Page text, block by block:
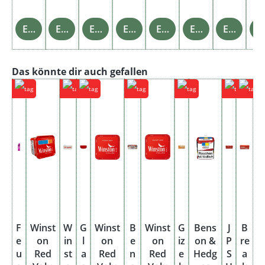
Einzelheiten Einzelheiten Einzelheiten Einzelheiten Einzelheiten Einzelheiten Einzelheiten
Produktgalerie überspringen
Das könnte dir auch gefallen
F
e
u
Winst
on
Red
W
in
st
G
l
a
Winst
on
Red
B
e
n
Winst
on
Red
G
iz
e
Bens
on &
Hedg
J
P
S
B
re
a